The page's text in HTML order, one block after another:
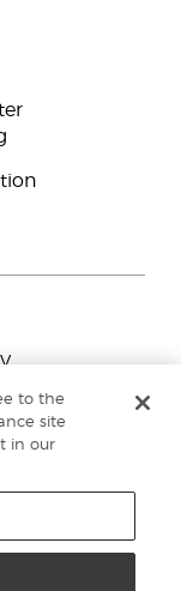
(ej från
to the
site
in our